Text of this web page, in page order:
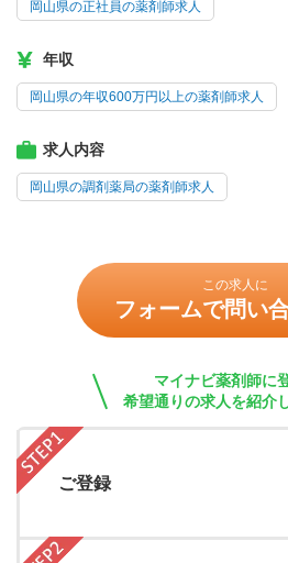
岡山県の正社員の薬剤師求人
年収
岡山県の年収600万円以上の薬剤師求人
求人内容
岡山県の調剤薬局の薬剤師求人
この求人に
フォームで問い
マイナビ薬剤師に
希望通りの求人を紹介
ご登録